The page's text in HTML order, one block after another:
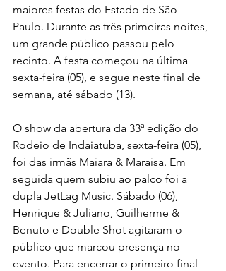
maiores festas do Estado de São
Paulo. Durante as três primeiras noites,
um grande público passou pelo
recinto. A festa começou na última
sexta-feira (05), e segue neste final de
semana, até sábado (13).
O show da abertura da 33ª edição do
Rodeio de Indaiatuba, sexta-feira (05),
foi das irmãs Maiara & Maraisa. Em
seguida quem subiu ao palco foi a
dupla JetLag Music. Sábado (06),
Henrique & Juliano, Guilherme &
Benuto e Double Shot agitaram o
público que marcou presença no
evento. Para encerrar o primeiro final